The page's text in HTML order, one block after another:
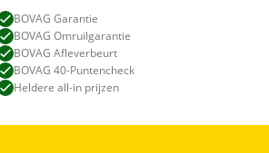
BOVAG Garantie
BOVAG Omruilgarantie
BOVAG Afleverbeurt
BOVAG 40-Puntencheck
Heldere all-in prijzen